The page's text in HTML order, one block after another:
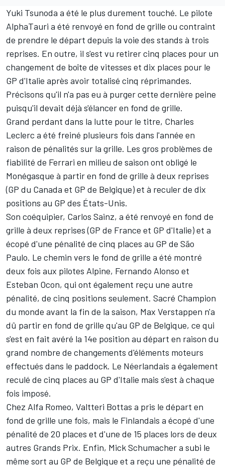
Yuki Tsunoda a été le plus durement touché. Le pilote
AlphaTauri a été renvoyé en fond de grille ou contraint
de prendre le départ depuis la voie des stands à trois
reprises. En outre, il s'est vu retirer cinq places pour un
changement de boîte de vitesses et dix places pour le
GP d'Italie après avoir totalisé cinq réprimandes.
Précisons qu'il n'a pas eu à purger cette dernière peine
puisqu'il devait déjà s'élancer en fond de grille.
Grand perdant dans la lutte pour le titre, Charles
Leclerc a été freiné plusieurs fois dans l'année en
raison de pénalités sur la grille. Les gros problèmes de
fiabilité de Ferrari en milieu de saison ont obligé le
Monégasque à partir en fond de grille à deux reprises
(GP du Canada et GP de Belgique) et à reculer de dix
positions au GP des États-Unis.
Son coéquipier, Carlos Sainz, a été renvoyé en fond de
grille à deux reprises (GP de France et GP d'Italie) et a
écopé d'une pénalité de cinq places au GP de São
Paulo. Le chemin vers le fond de grille a été montré
deux fois aux pilotes Alpine, Fernando Alonso et
Esteban Ocon, qui ont également reçu une autre
pénalité, de cinq positions seulement. Sacré Champion
du monde avant la fin de la saison, Max Verstappen n'a
dû partir en fond de grille qu'au GP de Belgique, ce qui
s'est en fait avéré la 14e position au départ en raison du
grand nombre de changements d'éléments moteurs
effectués dans le paddock. Le Néerlandais a également
reculé de cinq places au GP d'Italie mais s'est à chaque
fois imposé.
Chez Alfa Romeo, Valtteri Bottas a pris le départ en
fond de grille une fois, mais le Finlandais a écopé d'une
pénalité de 20 places et d'une de 15 places lors de deux
autres Grands Prix. Enfin, Mick Schumachera subi le
même sort au GP de Belgique et a reçu une pénalité de